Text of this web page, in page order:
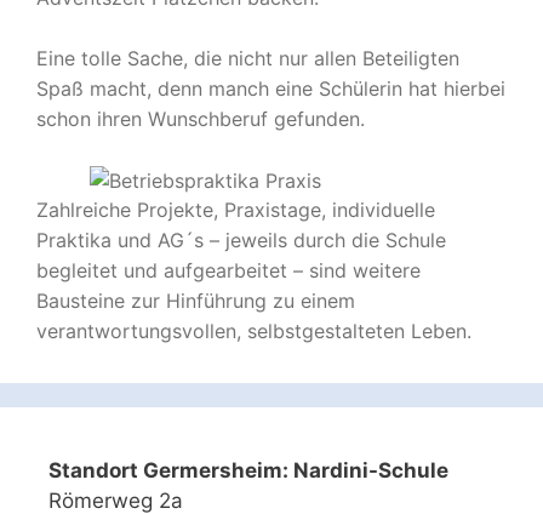
Eine tolle Sache, die nicht nur allen Beteiligten
Spaß macht, denn manch eine Schülerin hat hierbei
schon ihren Wunschberuf gefunden.
Zahlreiche Projekte, Praxistage, individuelle
Praktika und AG´s – jeweils durch die Schule
begleitet und aufgearbeitet – sind weitere
Bausteine zur Hinführung zu einem
verantwortungsvollen, selbstgestalteten Leben.
Standort Germersheim: Nardini-Schule
Römerweg 2a